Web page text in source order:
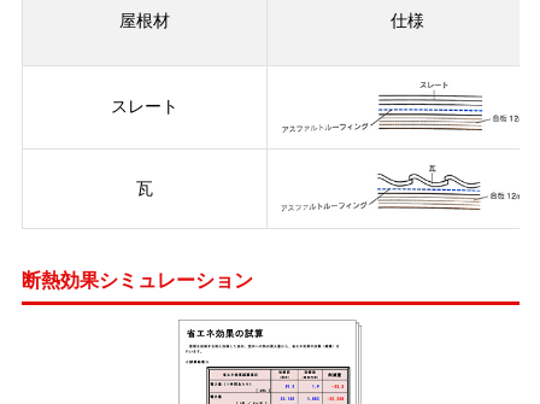
屋根材 仕様
スレート
瓦
断熱効果シミュレーション